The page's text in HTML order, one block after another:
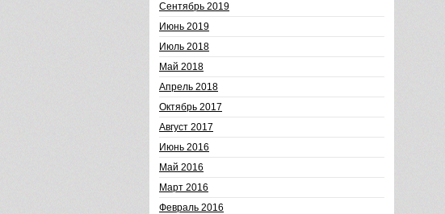
Сентябрь 2019
Июнь 2019
Июль 2018
Май 2018
Апрель 2018
Октябрь 2017
Август 2017
Июнь 2016
Май 2016
Март 2016
Февраль 2016